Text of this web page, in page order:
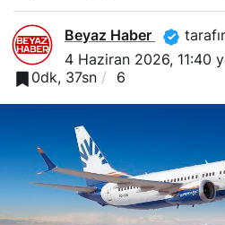
Beyaz Haber
4 Haziran 2026, 11:40
0dk, 37sn
6